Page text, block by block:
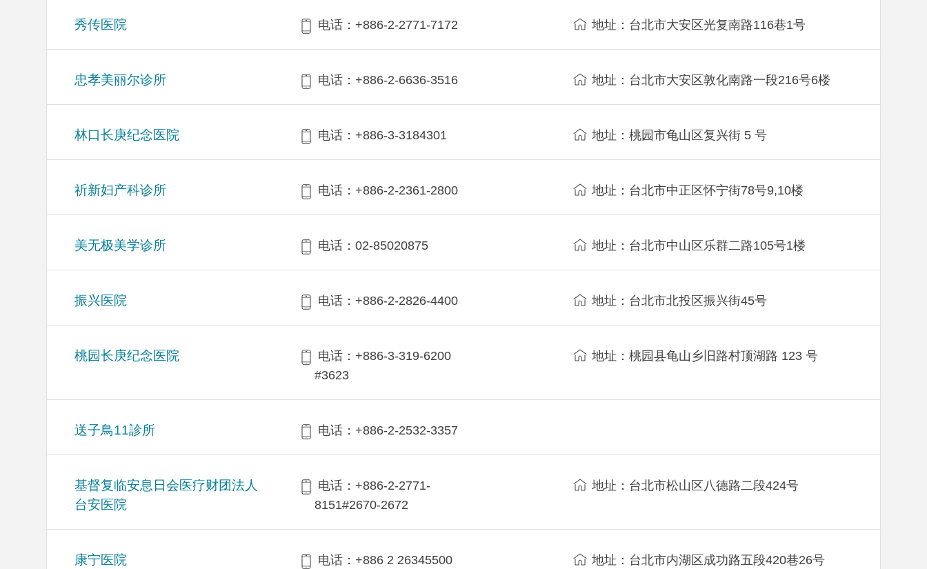
秀传医院 电话：+886-2-2771-7172 地址：台北市大安区光复南路116巷1号
忠孝美丽尔诊所 电话：+886-2-6636-3516 地址：台北市大安区敦化南路一段216号6楼
林口长庚纪念医院 电话：+886-3-3184301 地址：桃园市龟山区复兴街 5 号
祈新妇产科诊所 电话：+886-2-2361-2800 地址：台北市中正区怀宁街78号9,10楼
美无极美学诊所 电话：02-85020875 地址：台北市中山区乐群二路105号1楼
振兴医院 电话：+886-2-2826-4400 地址：台北市北投区振兴街45号
桃园长庚纪念医院
电话：+886-3-319-6200
#3623
地址：桃园县龟山乡旧路村顶湖路 123 号
送子鳥11診所 电话：+886-2-2532-3357
基督复临安息日会医疗财团法人
台安医院
电话：+886-2-2771-
8151#2670-2672
地址：台北市松山区八德路二段424号
康宁医院 电话：+886 2 26345500 地址：台北市内湖区成功路五段420巷26号